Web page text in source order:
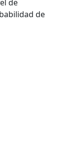
de
de